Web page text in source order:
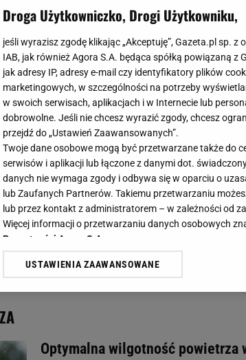
Optymalna wilgotność
Droga Użytkowniczko, Drogi Użytkowniku,
jeśli wyrazisz zgodę klikając „Akceptuję”, Gazeta.pl sp.
IAB, jak również Agora S.A. będąca spółką powiązaną
jak adresy IP, adresy e-mail czy identyfikatory plików
marketingowych, w szczególności na potrzeby
w swoich serwisach, aplikacjach i w Internecie lub
dobrowolne. Jeśli nie chcesz wyrazić zgody, chcesz
przejdź do „Ustawień Zaawansowanych”.
Twoje dane osobowe mogą być przetwarzane także do
serwisów i aplikacji lub łączone z danymi dot.
danych nie wymaga zgody i odbywa się w oparciu o
lub Zaufanych Partnerów. Takiemu przetwarzaniu
lub przez kontakt z administratorem – w zależności od
Więcej informacji o przetwarzaniu danych osobowych
Prywatności Agora S.A.
Klikając „Akceptuję” wyrażasz też zgodę na
odnośnik „Ustawienia prywatności ” w stopce serwisu i
USTAWIENIA ZAAWANSOWANE